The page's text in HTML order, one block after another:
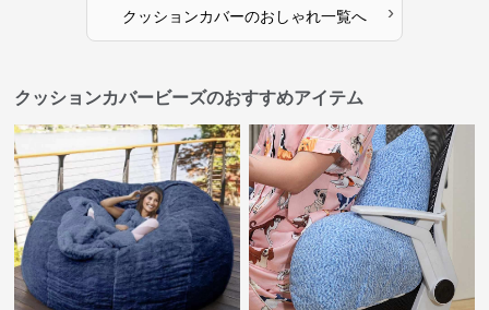
クッションカバーのおしゃれ一覧へ ›
クッションカバービーズのおすすめアイテム